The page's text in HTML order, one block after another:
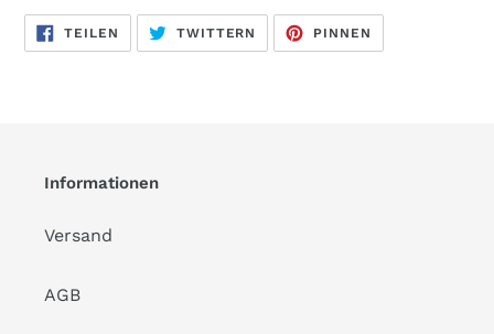
TEILEN
FACEBOOK
TEILEN
TWITTERN
TWITTER
TWITTERN
PINNEN
PINNEN
Informationen
Versand
AGB